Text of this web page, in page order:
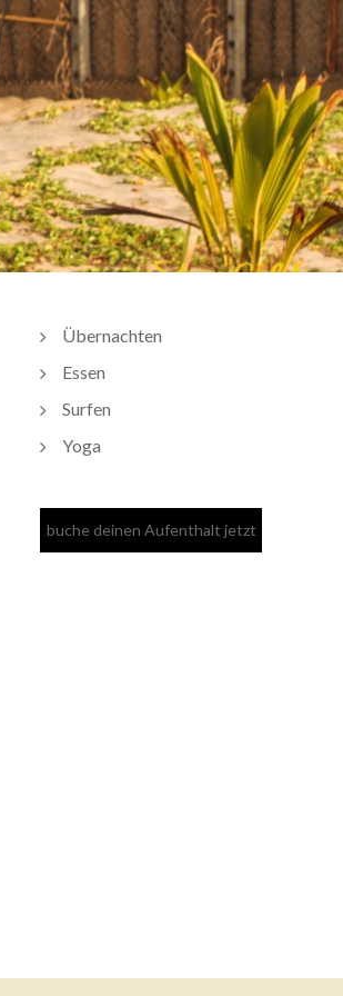
Übernachten
Essen
Surfen
Yoga